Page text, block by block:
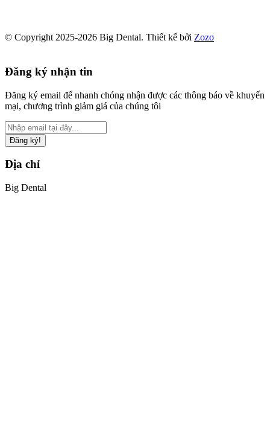
© Copyright 2025-2026 Big Dental. Thiết kế bởi Zozo
Đăng ký nhận tin
Đăng ký email để nhanh chóng nhận được các thông báo về khuyến
mại, chương trình giảm giá của chúng tôi
Đăng ký!
Địa chỉ
Big Dental